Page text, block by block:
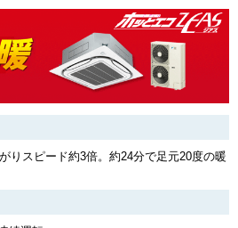
りスピード約3倍。約24分で足元20度の暖